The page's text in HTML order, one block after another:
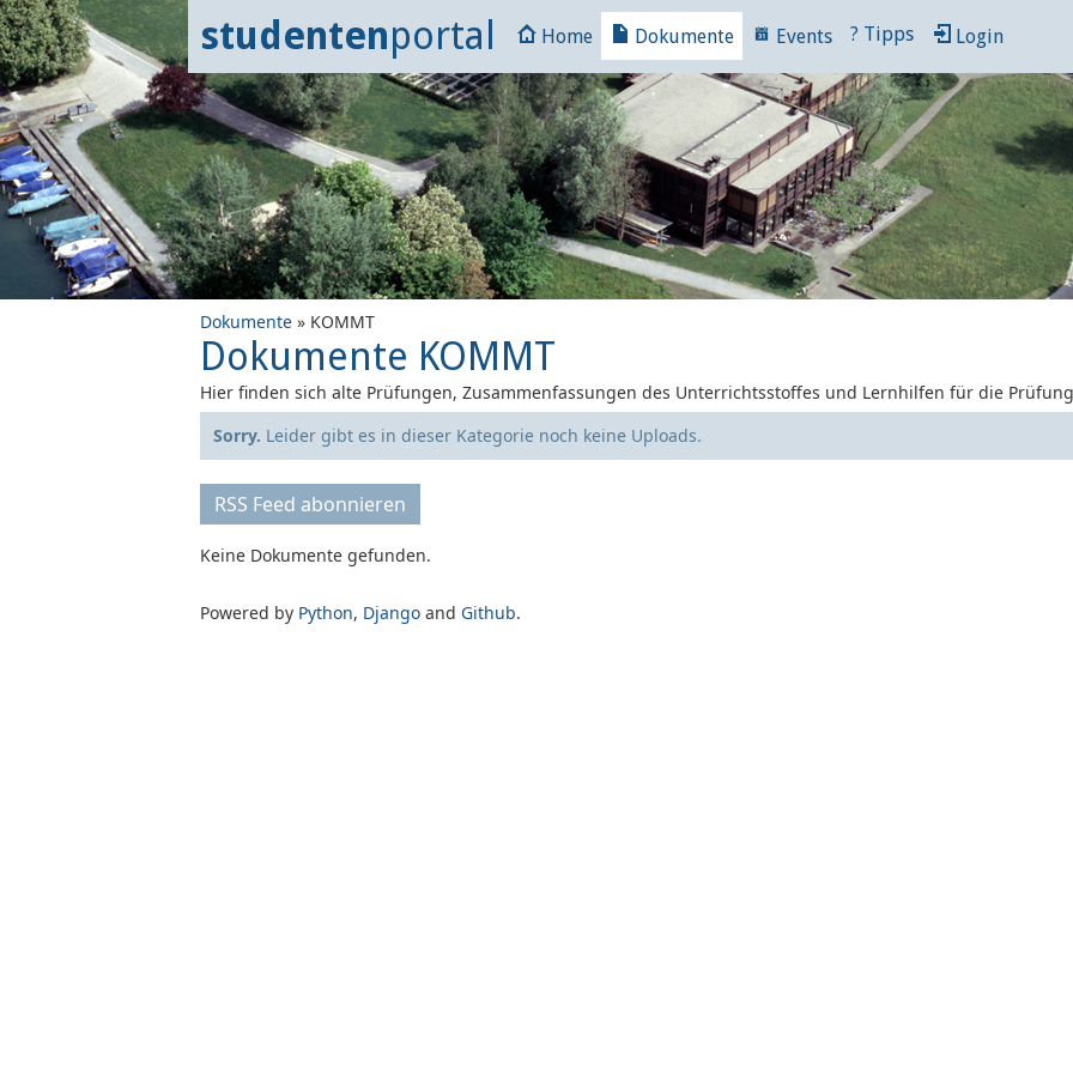
studentenportal Home Dokumente Events ? Tipps Login
Dokumente » KOMMT
Dokumente KOMMT
Hier finden sich alte Prüfungen, Zusammenfassungen des Unterrichtsstoffes und Lernhilfen für die
Sorry. Leider gibt es in dieser Kategorie noch keine Uploads.
RSS Feed abonnieren
Keine Dokumente gefunden.
Powered by Python, Django and Github.